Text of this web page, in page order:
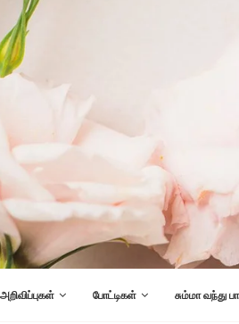
அறிவிப்புகள் போட்டிகள் சும்மா வந்து